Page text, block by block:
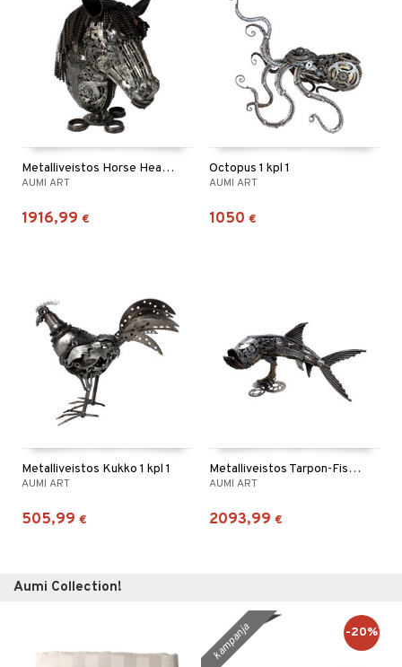
Metalliveistos Horse Head 1 kpl 1
AUMI ART
1916,99 €
Octopus 1 kpl 1
AUMI ART
1050 €
Metalliveistos Kukko 1 kpl 1
AUMI ART
505,99 €
Metalliveistos Tarpon-Fish 1 kpl 1
AUMI ART
2093,99 €
Aumi Collection!
kampanja -20%